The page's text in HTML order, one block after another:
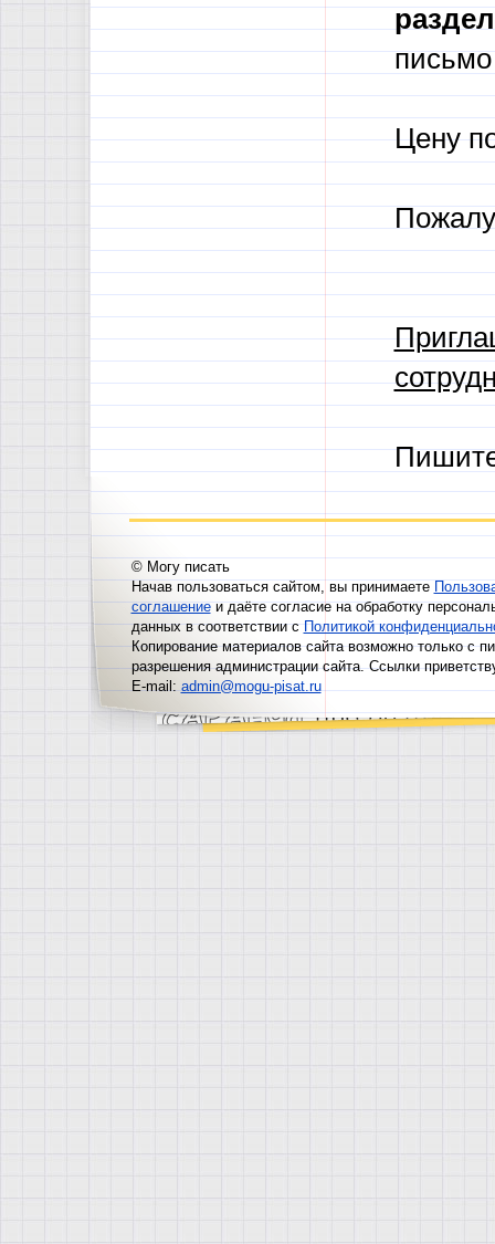
письмо
Цену
© Могу писать
Начав пользоваться сайтом, вы принимаете
соглашениеи даёте согласие на обработку
данных в соответствии сПолитикой
Копирование материалов сайта возможно только с
разрешения администрации сайта. Ссылки
E-mail:admin@mogu-pisat.ru